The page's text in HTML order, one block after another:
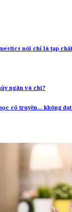
nói chỉ là tạp chất
ngân và chì?
cổ truyền… không